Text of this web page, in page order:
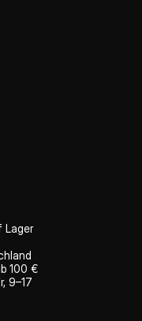
Lager
100 €
9–17